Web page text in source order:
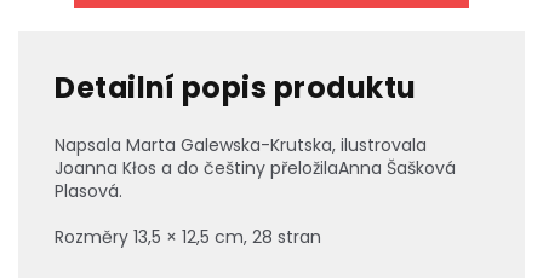
Detailní popis produktu
Napsala Marta Galewska-Krutska, ilustrovala
Joanna Kłos a do češtiny přeložilaAnna Šašková
Plasová.
Rozměry 13,5 × 12,5 cm, 28 stran